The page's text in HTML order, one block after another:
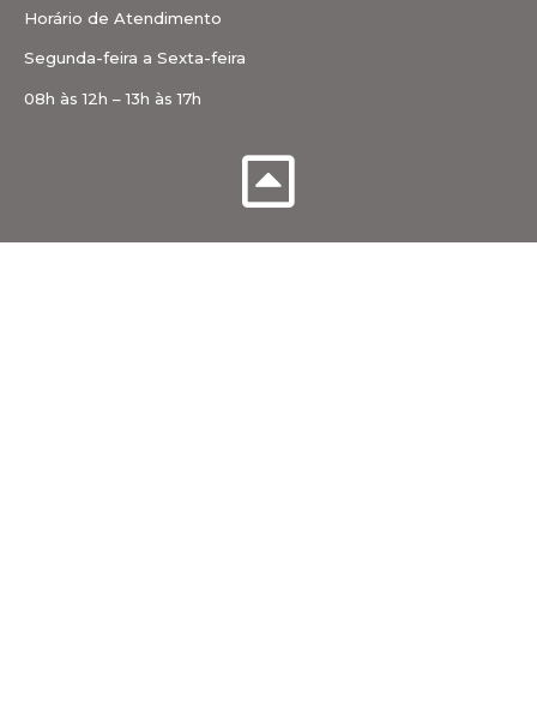
Horário de Atendimento
Segunda-feira a Sexta-feira
08h às 12h – 13h às 17h